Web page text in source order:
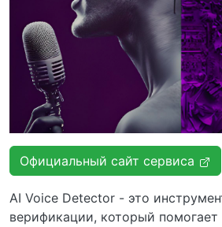
Официальный сайт сервиса
AI Voice Detector - это
верификации, который помогает